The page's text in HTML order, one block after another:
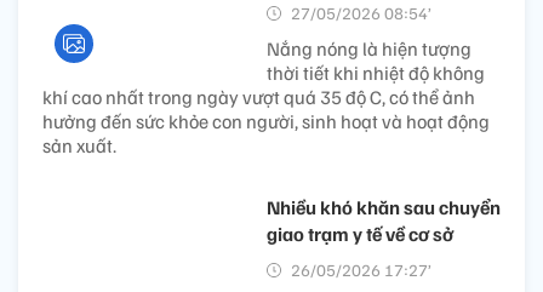
27/05/2026 08:54’
Nắng nóng là hiện tượng
thời tiết khi nhiệt độ không
khí cao nhất trong ngày vượt quá 35 độ C, có thể ảnh
hưởng đến sức khỏe con người, sinh hoạt và hoạt động
sản xuất.
Nhiều khó khăn sau chuyển
giao trạm y tế về cơ sở​
26/05/2026 17:27’